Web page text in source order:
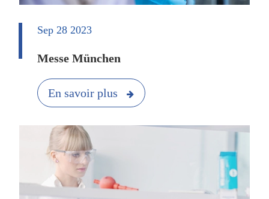
Sep 28 2023
Messe München
En savoir plus